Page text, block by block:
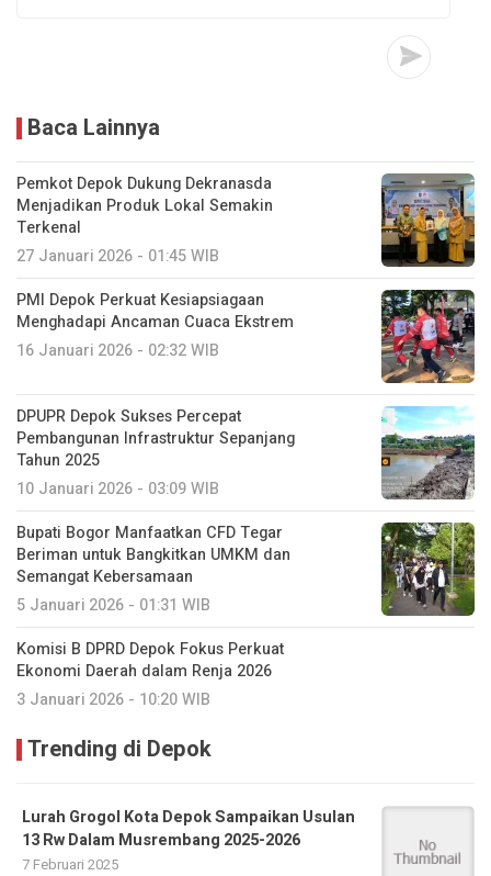
Baca Lainnya
Pemkot Depok Dukung Dekranasda
Menjadikan Produk Lokal Semakin
Terkenal
27 Januari 2026 - 01:45 WIB
PMI Depok Perkuat Kesiapsiagaan
Menghadapi Ancaman Cuaca Ekstrem
16 Januari 2026 - 02:32 WIB
DPUPR Depok Sukses Percepat
Pembangunan Infrastruktur Sepanjang
Tahun 2025
10 Januari 2026 - 03:09 WIB
Bupati Bogor Manfaatkan CFD Tegar
Beriman untuk Bangkitkan UMKM dan
Semangat Kebersamaan
5 Januari 2026 - 01:31 WIB
Komisi B DPRD Depok Fokus Perkuat
Ekonomi Daerah dalam Renja 2026
3 Januari 2026 - 10:20 WIB
Trending di Depok
Lurah Grogol Kota Depok Sampaikan Usulan
13 Rw Dalam Musrembang 2025-2026
7 Februari 2025